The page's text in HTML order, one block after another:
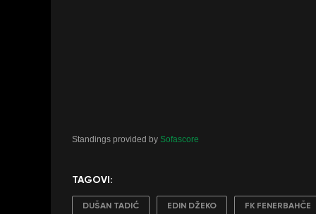
Standings provided by Sofascore
TAGOVI:
DUŠAN TADIĆ EDIN DŽEKO FK FENERBAHČE